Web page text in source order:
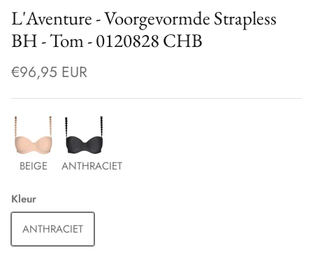
L'Aventure - Voorgevormde Strapless
BH - Tom - 0120828 CHB
€96,95 EUR
BEIGE ANTHRACIET
Kleur
ANTHRACIET